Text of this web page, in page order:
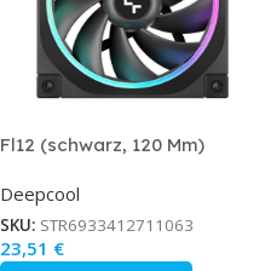
Fl12 (schwarz, 120 Mm)
Deepcool
SKU: STR6933412711063
23,51 €